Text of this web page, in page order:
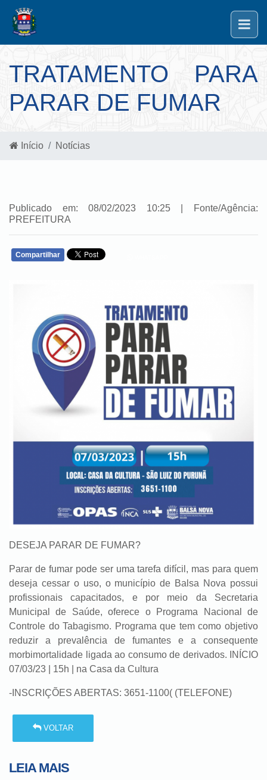
TRATAMENTO PARA
PARAR DE FUMAR
Início Notícias
Publicado em: 08/02/2023 10:25 | Fonte/Agência:
PREFEITURA
Compartilhar
DESEJA PARAR DE FUMAR?
Parar de fumar pode ser uma tarefa difícil, mas para quem
deseja cessar o uso, o município de Balsa Nova possui
profissionais capacitados, e por meio da Secretaria
Municipal de Saúde, oferece o Programa Nacional de
Controle do Tabagismo. Programa que tem como objetivo
reduzir a prevalência de fumantes e a consequente
morbimortalidade ligada ao consumo de derivados. INÍCIO
07/03/23 | 15h | na Casa da Cultura
-INSCRIÇÕES ABERTAS: 3651-1100( (TELEFONE)
VOLTAR
LEIA MAIS